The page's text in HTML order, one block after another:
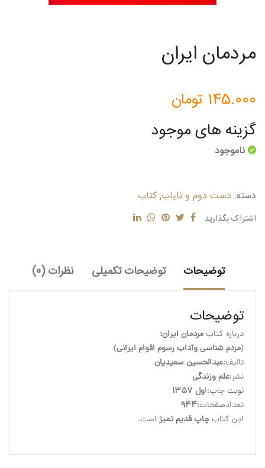
مردمان ایران
145.000 تومان
گزینه های موجود
ناموجود
دسته: دست دوم و نایاب,کتاب
اشتراک بگذارید
توضیحات توضیحات تکمیلی نظرات (0)
توضیحات
درباره کتاب مردمان ایران:
(مردم شناسی وآداب رسوم اقوام ایرانی
تالیف:عبدالحسین سعیدیان
نشر:علم وزندگی
نوبت چاپ:اول 1357
تعدادصفحات:944
این کتاب چاپ قدیم تمیز است.